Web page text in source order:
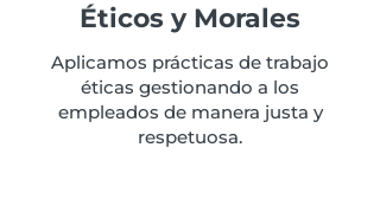
Éticos y Morales
Aplicamos prácticas de trabajo
éticas gestionando a los
empleados de manera justa y
respetuosa.